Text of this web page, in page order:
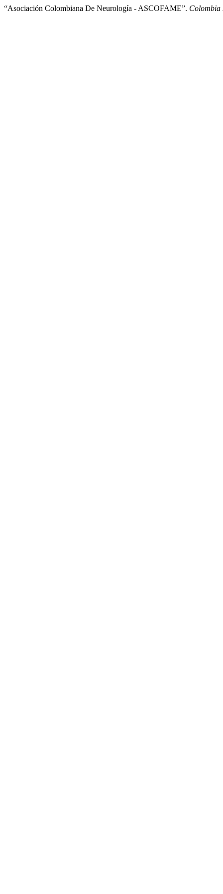
“Asociación Colombiana De Neurología - ASCOFAME”. Colombia